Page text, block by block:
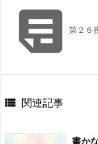
第２６
 関連記事
書か